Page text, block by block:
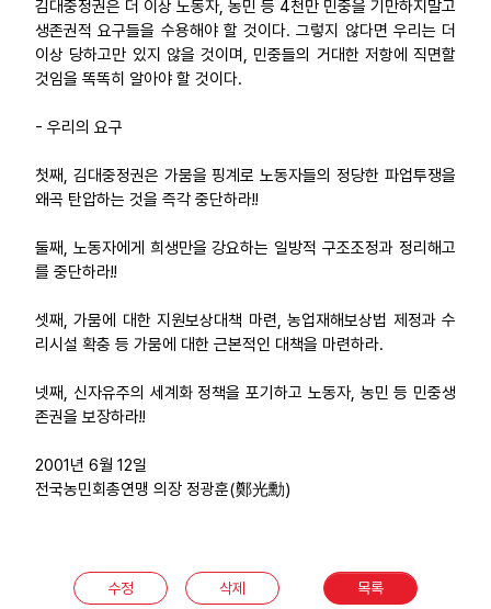
김대중정권은 더 이상 노동자, 농민 등 4천만 민중을 기만하지말고
생존권적 요구들을 수용해야 할 것이다. 그렇지 않다면 우리는 더
이상 당하고만 있지 않을 것이며, 민중들의 거대한 저항에 직면할
것임을 똑똑히 알아야 할 것이다.
- 우리의 요구
첫째, 김대중정권은 가뭄을 핑계로 노동자들의 정당한 파업투쟁을
왜곡 탄압하는 것을 즉각 중단하라!!
둘째, 노동자에게 희생만을 강요하는 일방적 구조조정과 정리해고
를 중단하라!!
셋째, 가뭄에 대한 지원보상대책 마련, 농업재해보상법 제정과 수
리시설 확충 등 가뭄에 대한 근본적인 대책을 마련하라.
넷째, 신자유주의 세계화 정책을 포기하고 노동자, 농민 등 민중생
존권을 보장하라!!
2001년 6월 12일
전국농민회총연맹 의장 정광훈(鄭光勳)
수정 삭제 목록